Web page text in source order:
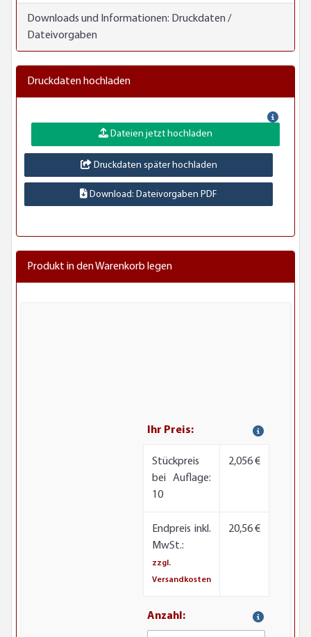
Downloads und Informationen: Druckdaten /
Dateivorgaben
Druckdaten hochladen
Dateien jetzt hochladen
Druckdaten später hochladen
Download: Dateivorgaben PDF
Produkt in den Warenkorb legen
Ihr Preis:
Stückpreis
bei Auflage:
10
2,056 €
Endpreis inkl.
MwSt.:
zzgl.
Versandkosten
20,56 €
Anzahl: